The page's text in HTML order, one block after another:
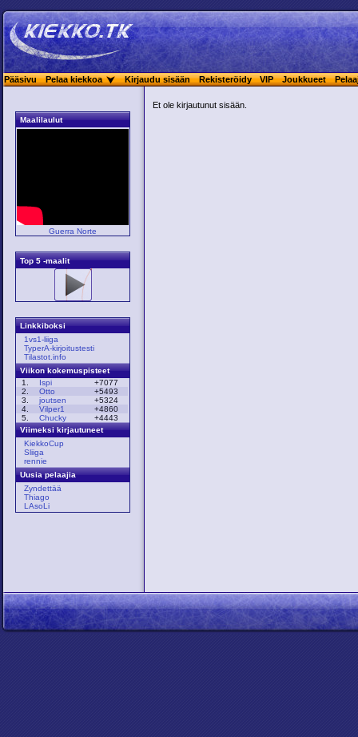
Pääsivu Pelaa kiekkoa Kirjaudu sisään Rekisteröidy VIP Joukkueet
Maalilaulut
Guerra Norte
Top 5 -maalit
Linkkiboksi
1vs1-liiga
TyperA-kirjoitustesti
Tilastot.info
Viikon kokemuspisteet
1.
Ispi
+7077
2.
Otto
+5493
3.
joutsen
+5324
4.
Vilper1
+4860
5.
Chucky
+4443
Viimeksi kirjautuneet
KiekkoCup
Sliiga
rennie
Uusia pelaajia
Zyndettää
Thiago
LAsoLi
Et ole kirjautunut sisään.